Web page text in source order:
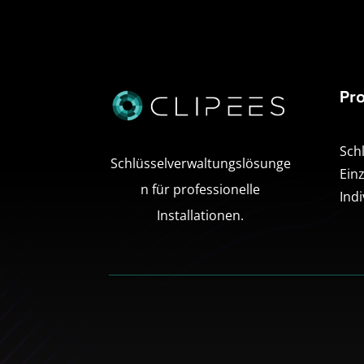
Schlüsselverwaltungslösunge
n für professionelle
Installationen.